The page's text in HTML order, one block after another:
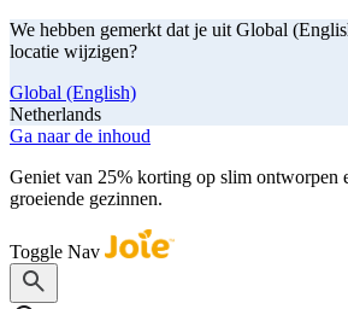
We hebben gemerkt dat je uit Global
locatie wijzigen?
Global (English)
Netherlands
Ga naar de inhoud
Geniet van 25% korting op slim ontworpen
groeiende gezinnen.
Toggle Nav